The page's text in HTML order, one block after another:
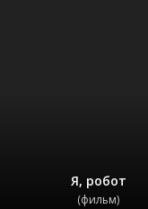
Я, робот
(фильм)